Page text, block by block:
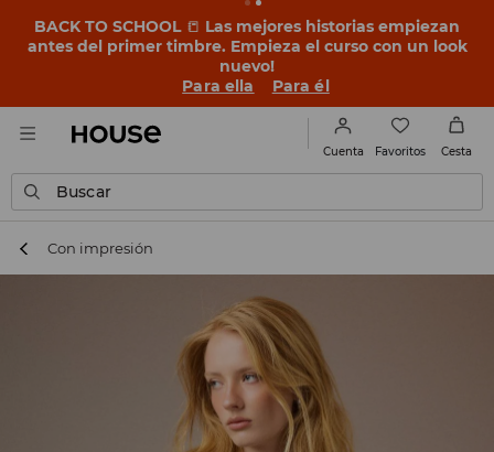
BACK TO SCHOOL 📒 Las mejores historias empiezan
antes del primer timbre. Empieza el curso con un look
nuevo!
Para ella
Para él
Cuenta Favoritos Cesta
Buscar
Con impresión